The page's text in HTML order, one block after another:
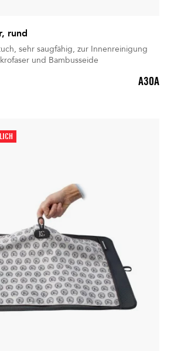
rund
zur Innenreinigung
und Bambusseide
A30A